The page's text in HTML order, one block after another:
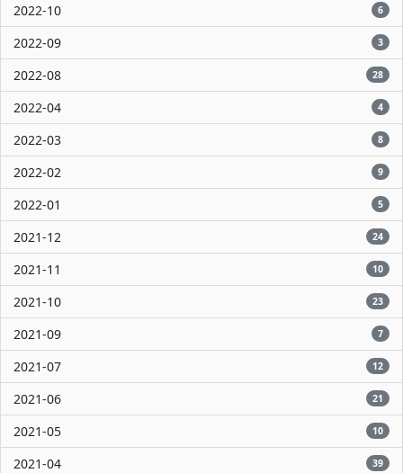
2022-10 6
2022-09 3
2022-08 28
2022-04 4
2022-03 8
2022-02 9
2022-01 5
2021-12 24
2021-11 10
2021-10 23
2021-09 7
2021-07 12
2021-06 21
2021-05 10
2021-04 39